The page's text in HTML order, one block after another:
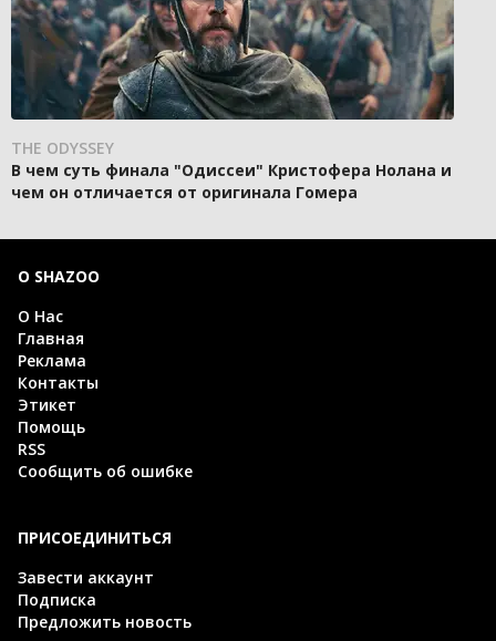
THE ODYSSEY
В чем суть финала "Одиссеи" Кристофера Нолана и
чем он отличается от оригинала Гомера
О SHAZOO
О Нас
Главная
Реклама
Контакты
Этикет
Помощь
RSS
Сообщить об ошибке
ПРИСОЕДИНИТЬСЯ
Завести аккаунт
Подписка
Предложить новость